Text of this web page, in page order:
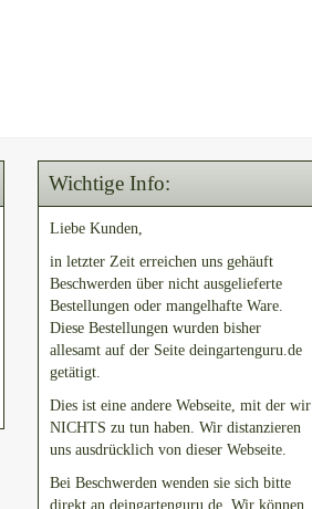
Wichtige Info:
Liebe Kunden,
in letzter Zeit erreichen uns gehäuft
Beschwerden über nicht ausgelieferte
Bestellungen oder mangelhafte Ware.
Diese Bestellungen wurden bisher
allesamt auf der Seite deingartenguru.de
getätigt.
Dies ist eine andere Webseite, mit der wir
NICHTS zu tun haben. Wir distanzieren
uns ausdrücklich von dieser Webseite.
Bei Beschwerden wenden sie sich bitte
direkt an deingartenguru.de. Wir können